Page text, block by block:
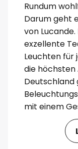
Rundum
Darum geht
von
exzellente
Leuchten für
die höchsten
Deutschland
mit einem